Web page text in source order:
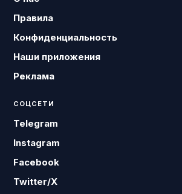
Правила
Конфиденциальность
Наши приложения
Реклама
СОЦСЕТИ
Telegram
Instagram
Facebook
Twitter/X